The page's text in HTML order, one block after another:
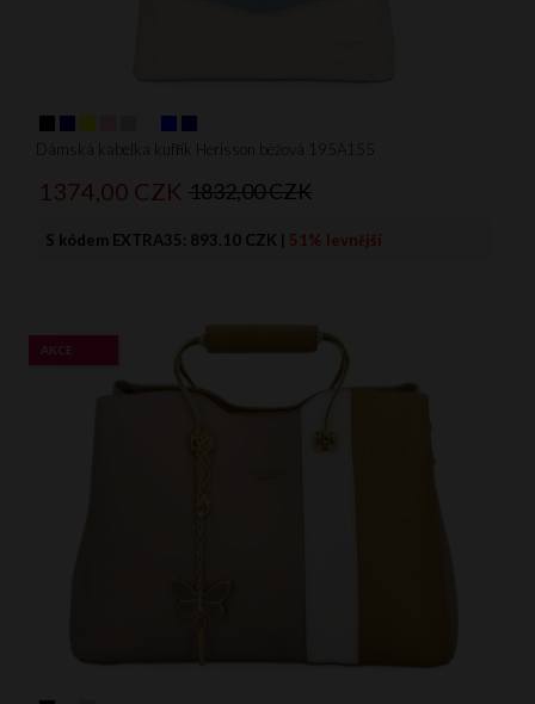
Dámská kabelka kufřík Herisson béžová 195A155
1374, 00 CZK 1832,00 CZK
S kódem EXTRA35: 893.10 CZK | 51% levnější
AKCE